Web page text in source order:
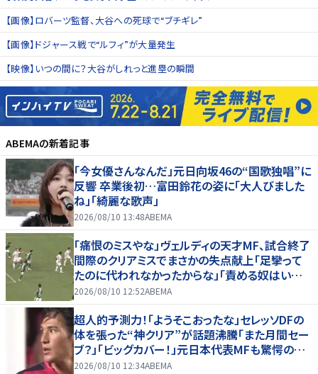
【画像】ロバーツ監督、大谷への死球で“ブチギレ”
【画像】ドジャース戦で“ルフィ”が大量発生
【映像】いつの間に？大谷がしれっと進塁の瞬間
ABEMAの新着記事
「今女優さんなんだ」元日向坂46の“国歌独唱”に
反響 卒業後初…富田鈴花の姿に「大人びました
ね」「綺麗な歌声」
2026/08/10 13:48ABEMA
「痛恨のミスやな」ヴェルディの天才MF、試合終了
間際のクリアミスでまさかの失点献上「足攣って
たのに代われなかったからな」「責める奴はいね
ーだろ」ファンからは擁護の声
2026/08/10 12:52ABEMA
超人的予測力！「ようそこおったな」セレッソDFの
体を張った“神クリア”が話題沸騰「また月間セー
ブ？」「ビッグカバー！」元日本代表MFも驚愕の超
スーパーブロック
2026/08/10 12:34ABEMA